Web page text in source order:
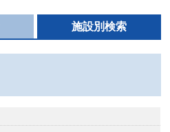
施設別検索